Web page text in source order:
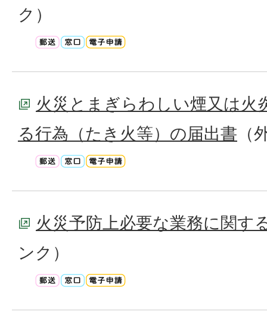
ク）
火災とまぎらわしい煙又は火
る行為（たき火等）の届出書 （
火災予防上必要な業務に関す
ンク）